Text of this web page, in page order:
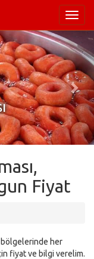
Fiyat
bölgelerinde her
fiyat ve bilgi verelim.